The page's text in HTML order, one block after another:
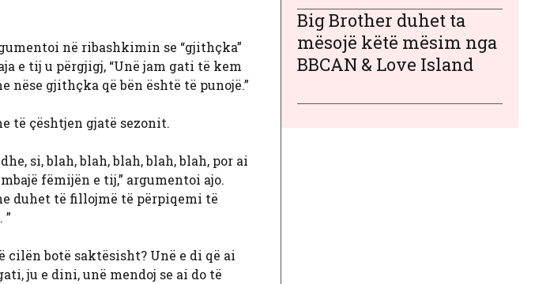
në ribashkimin se “gjithçka”
e tij u përgjigj, “Unë jam gati të kem
gjithçka që bën është të punojë.”
të çështjen gjatë sezonit.
si, blah, blah, blah, blah, blah, por ai
fëmijën e tij,” argumentoi ajo.
duhet të fillojmë të përpiqemi të
cilën botë saktësisht? Unë e di që ai
ju e dini, unë mendoj se ai do të
Big Brother duhet ta
mësojë këtë mësim nga
BBCAN & Love Island